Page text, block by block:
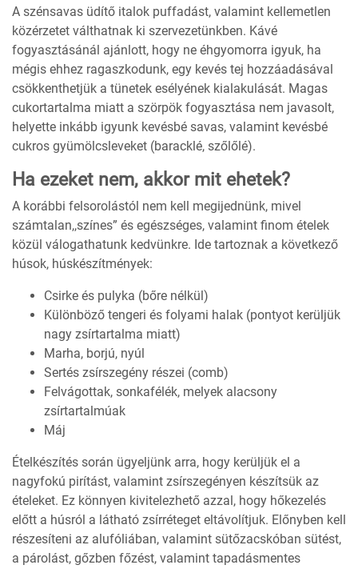
A szénsavas üdítő italok puffadást, valamint kellemetlen
közérzetet válthatnak ki szervezetünkben. Kávé
fogyasztásánál ajánlott, hogy ne éhgyomorra igyuk, ha
mégis ehhez ragaszkodunk, egy kevés tej hozzáadásával
csökkenthetjük a tünetek esélyének kialakulását. Magas
cukortartalma miatt a szörpök fogyasztása nem javasolt,
helyette inkább igyunk kevésbé savas, valamint kevésbé
cukros gyümölcsleveket (baracklé, szőlőlé).
Ha ezeket nem, akkor mit ehetek?
A korábbi felsorolástól nem kell megijednünk, mivel
számtalan,,színes” és egészséges, valamint finom ételek
közül válogathatunk kedvünkre. Ide tartoznak a következő
húsok, húskészítmények:
Csirke és pulyka (bőre nélkül)
Különböző tengeri és folyami halak (pontyot kerüljük
nagy zsírtartalma miatt)
Marha, borjú, nyúl
Sertés zsírszegény részei (comb)
Felvágottak, sonkafélék, melyek alacsony
zsírtartalmúak
Máj
Ételkészítés során ügyeljünk arra, hogy kerüljük el a
nagyfokú pirítást, valamint zsírszegényen készítsük az
ételeket. Ez könnyen kivitelezhető azzal, hogy hőkezelés
előtt a húsról a látható zsírréteget eltávolítjuk. Előnyben kell
részesíteni az alufóliában, valamint sütőzacskóban sütést,
a párolást, gőzben főzést, valamint tapadásmentes